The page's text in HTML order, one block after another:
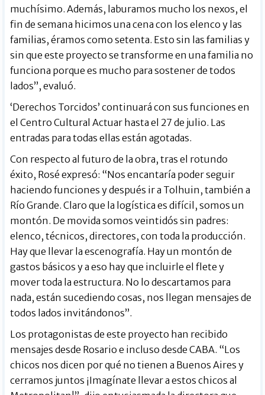
muchísimo. Además, laburamos mucho los nexos, el
fin de semana hicimos una cena con los elenco y las
familias, éramos como setenta. Esto sin las familias y
sin que este proyecto se transforme en una familia no
funciona porque es mucho para sostener de todos
lados”, evaluó.
‘Derechos Torcidos’ continuará con sus funciones en
el Centro Cultural Actuar hasta el 27 de julio. Las
entradas para todas ellas están agotadas.
Con respecto al futuro de la obra, tras el rotundo
éxito, Rosé expresó: “Nos encantaría poder seguir
haciendo funciones y después ir a Tolhuin, también a
Río Grande. Claro que la logística es difícil, somos un
montón. De movida somos veintidós sin padres:
elenco, técnicos, directores, con toda la producción.
Hay que llevar la escenografía. Hay un montón de
gastos básicos y a eso hay que incluirle el flete y
mover toda la estructura. No lo descartamos para
nada, están sucediendo cosas, nos llegan mensajes de
todos lados invitándonos”.
Los protagonistas de este proyecto han recibido
mensajes desde Rosario e incluso desde CABA. “Los
chicos nos dicen por qué no tienen a Buenos Aires y
cerramos juntos ¡Imagínate llevar a estos chicos al